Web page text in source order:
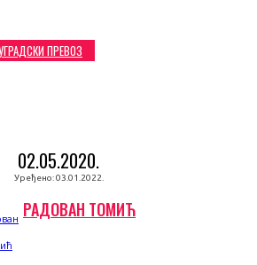
ПРЕВОЗ
02.05.2020.
Уређено: 03.01.2022.
РАДОВАН ТОМИЋ